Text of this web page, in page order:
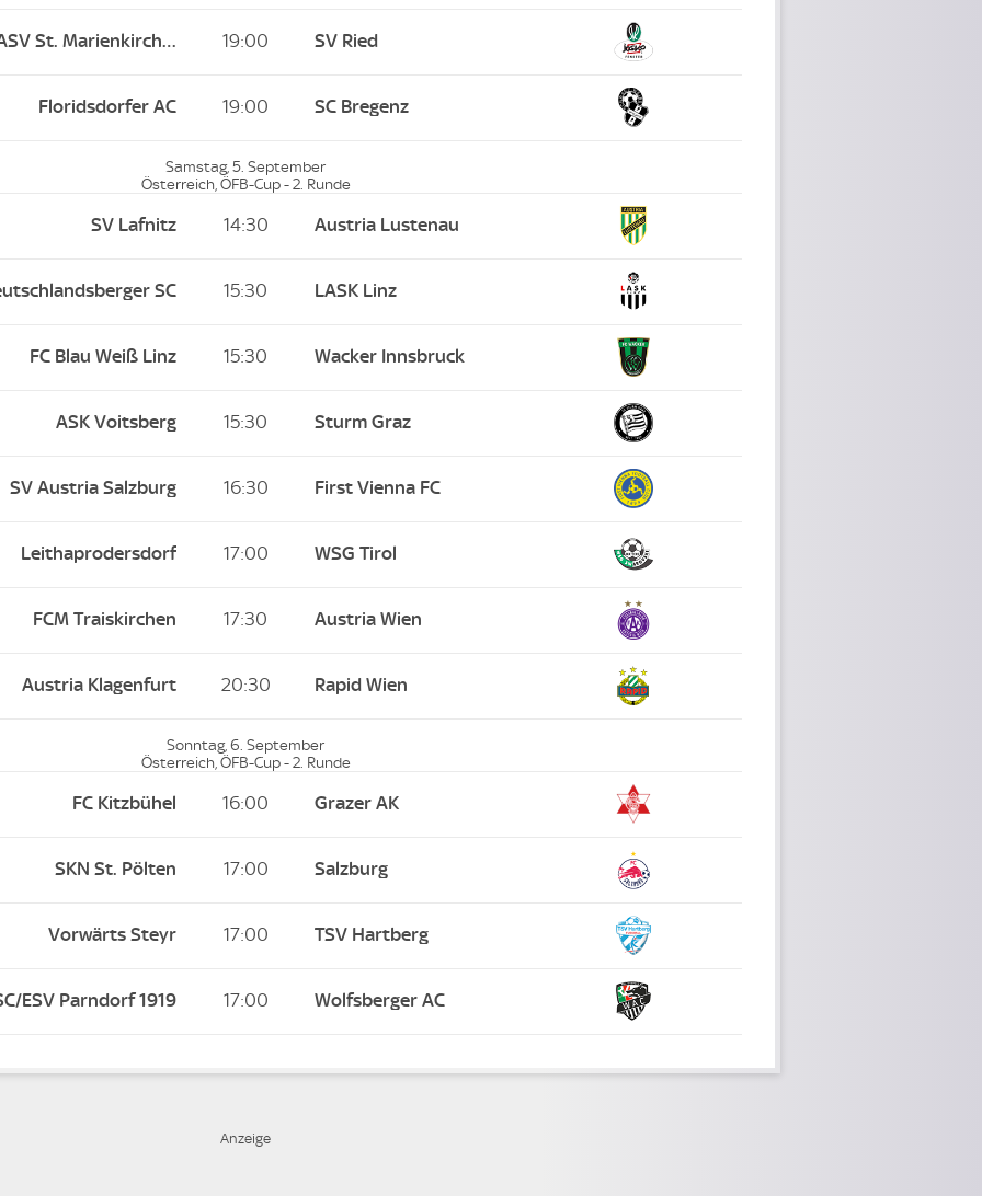
SPG Wallern / ASV St. Marienkirchen 19:00 SV Ried
Floridsdorfer AC 19:00 SC Bregenz
Samstag, 5. September
Österreich, ÖFB-Cup - 2. Runde
SV Lafnitz 14:30 Austria Lustenau
SC 15:30 LASK Linz
FC Blau Weiß Linz 15:30 Wacker Innsbruck
ASK Voitsberg 15:30 Sturm Graz
SV Austria Salzburg 16:30 First Vienna FC
Leithaprodersdorf 17:00 WSG Tirol
FCM Traiskirchen 17:30 Austria Wien
Austria Klagenfurt 20:30 Rapid Wien
Sonntag, 6. September
Österreich, ÖFB-Cup - 2. Runde
FC Kitzbühel 16:00 Grazer AK
SKN St. Pölten 17:00 Salzburg
Vorwärts Steyr 17:00 TSV Hartberg
ESV Parndorf 1919 17:00 Wolfsberger AC